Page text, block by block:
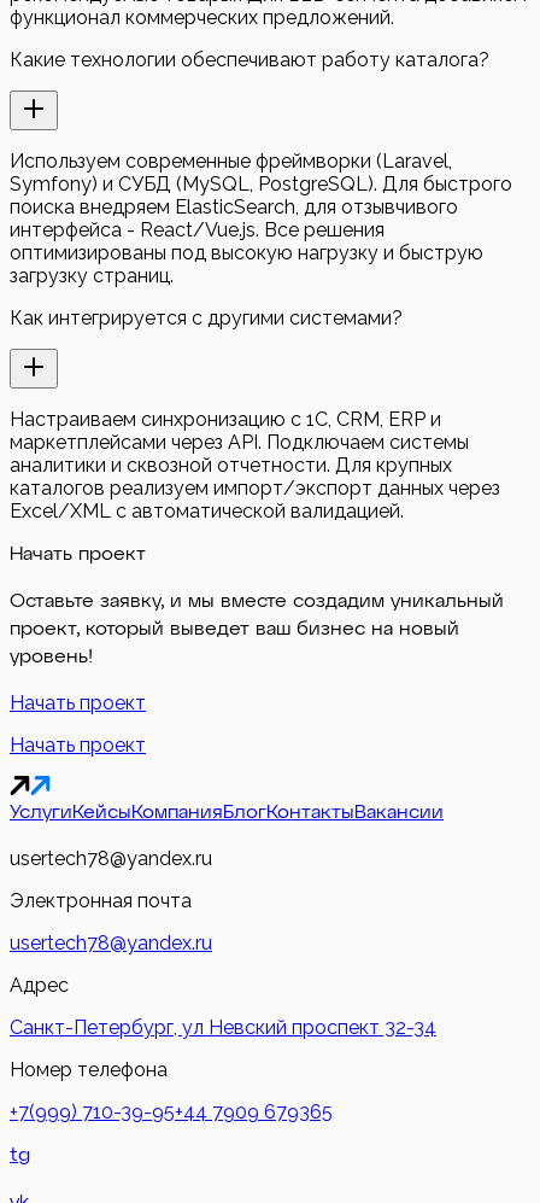
функционал коммерческих предложений.
Какие технологии обеспечивают работу каталога?
Используем современные фреймворки (Laravel,
Symfony) и СУБД (MySQL, PostgreSQL). Для быстрого
поиска внедряем ElasticSearch, для отзывчивого
интерфейса - React/Vue.js. Все решения
оптимизированы под высокую нагрузку и быструю
загрузку страниц.
Как интегрируется с другими системами?
Настраиваем синхронизацию с 1С, CRM, ERP и
маркетплейсами через API. Подключаем системы
аналитики и сквозной отчетности. Для крупных
каталогов реализуем импорт/экспорт данных через
Excel/XML с автоматической валидацией.
Начать проект
Оставьте заявку, и мы вместе создадим уникальный
проект, который выведет ваш бизнес на новый
уровень!
Начать проект
Начать проект
УслугиКейсыКомпанияБлогКонтактыВакансии
usertech78@yandex.ru
Электронная почта
usertech78@yandex.ru
Адрес
Санкт-Петербург, ул Невский проспект 32-34
Номер телефона
+7(999) 710-39-95+44 7909 679365
tg